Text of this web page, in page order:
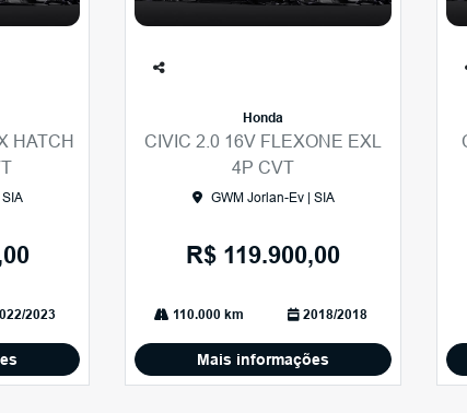
HATCH
2023
lhe
Honda
CIVIC 2.0 16V FLEXONE EXL
4P CVT
GWM Jorlan-Ev | SIA
R$ 119.900,00
110.000 km 2018/2018
Mais informações